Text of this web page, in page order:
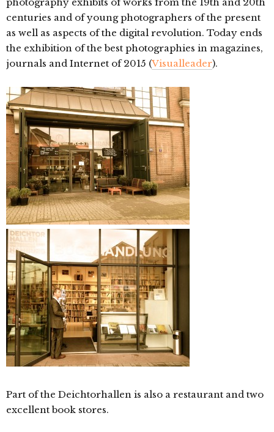
centuries and of young photographers of the present
as well as aspects of the digital revolution. Today ends
the exhibition of the best photographies in magazines,
journals and Internet of 2015 (Visualleader).
Part of the Deichtorhallen is also a restaurant and two
excellent book stores.